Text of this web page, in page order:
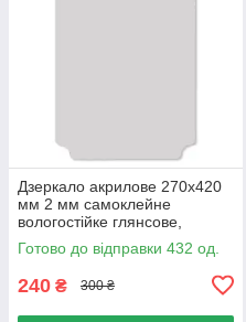
Дзеркало акрилове 270х420
мм 2 мм самоклейне
вологостійке глянсове,
Дзеркало самоклейне для
ванної
Готово до відправки 432 од.
240 ₴ 300 ₴